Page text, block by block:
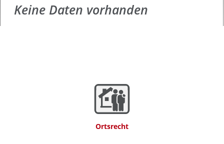
Keine Daten vorhanden
Ortsrecht